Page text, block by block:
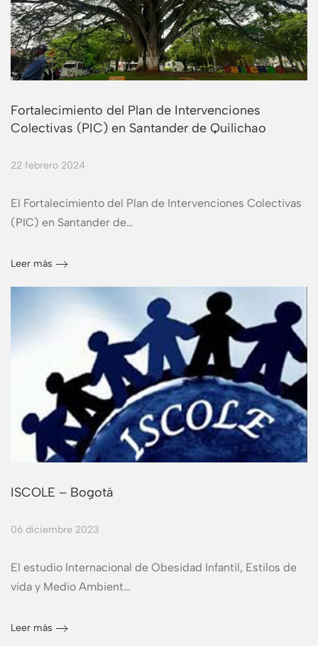
Fortalecimiento del Plan de Intervenciones
Colectivas (PIC) en Santander de Quilichao
22 febrero 2024
El Fortalecimiento del Plan de Intervenciones Colectivas
(PIC) en Santander de…
Leer más
ISCOLE – Bogotá
06 diciembre 2023
El estudio Internacional de Obesidad Infantil, Estilos de
vida y Medio Ambient…
Leer más